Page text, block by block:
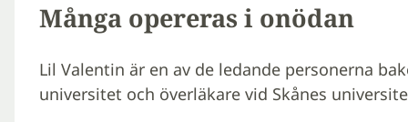
Många opereras i onödan
Lil Valentin är en av de ledande personerna
universitet och överläkare vid Skånes